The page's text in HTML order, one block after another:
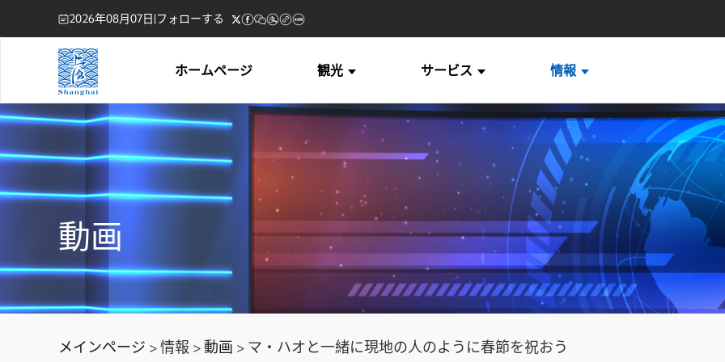
2026年08月07日|フォローする
ホームページ 観光 サービス 情報
動画
メインページ > 情報 >動画 > マ・ハオと一緒に現地の人のように春節を祝おう